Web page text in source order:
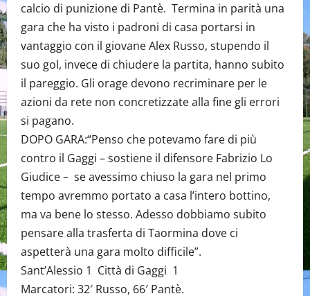
calcio di punizione di Pantè. Termina in parità una
gara che ha visto i padroni di casa portarsi in
vantaggio con il giovane Alex Russo, stupendo il
suo gol, invece di chiudere la partita, hanno subito
il pareggio. Gli orage devono recriminare per le
azioni da rete non concretizzate alla fine gli errori
si pagano.
DOPO GARA:“Penso che potevamo fare di più
contro il Gaggi – sostiene il difensore Fabrizio Lo
Giudice – se avessimo chiuso la gara nel primo
tempo avremmo portato a casa l’intero bottino,
ma va bene lo stesso. Adesso dobbiamo subito
pensare alla trasferta di Taormina dove ci
aspetterà una gara molto difficile”.
Sant’Alessio 1 Città di Gaggi 1
Marcatori: 32′ Russo, 66′ Pantè.